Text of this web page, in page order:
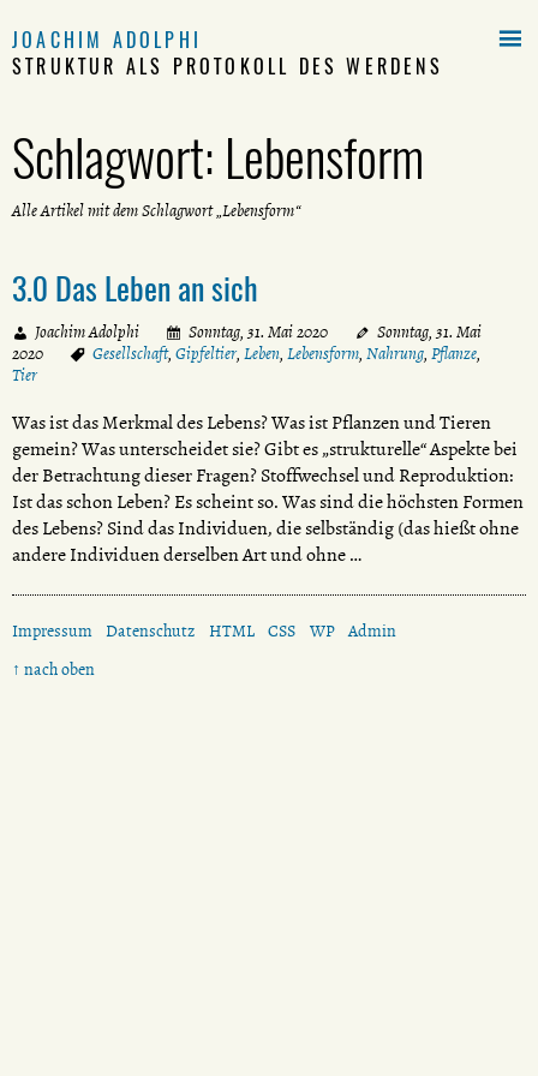
JOACHIM ADOLPHI
STRUKTUR ALS PROTOKOLL DES WERDENS
Schlagwort: Lebensform
Alle Artikel mit dem Schlagwort „Lebensform“
3.0 Das Leben an sich
Joachim Adolphi Sonntag, 31. Mai 2020
Sonntag, 31. Mai
2020
Gesellschaft, Gipfeltier, Leben, Lebensform, Nahrung, Pflanze,
Tier
Was ist das Merkmal des Lebens? Was ist Pflanzen und Tieren
gemein? Was unterscheidet sie? Gibt es „strukturelle“ Aspekte bei
der Betrachtung dieser Fragen? Stoffwechsel und Reproduktion:
Ist das schon Leben? Es scheint so. Was sind die höchsten Formen
des Lebens? Sind das Individuen, die selbständig (das hießt ohne
andere Individuen derselben Art und ohne …

Impressum Datenschutz HTML CSS WP Admin
↑ nach oben